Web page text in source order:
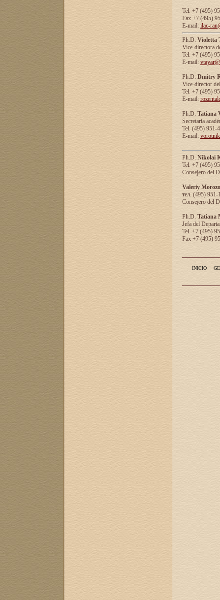
Tel. +7 (495)
Fax +7 (495)
E-mail: ilac-
Ph.D. Violetta
Vice-directora
Tel. +7 (495)
E-mail:
Ph.D. Dmitry
Vice-director
Tel. +7 (495)
E-mail:
Ph.D. Tatiana
Secretaria
Tel. (495) 951-
E-mail:
Ph.D. Nikolai
Tel. +7 (495)
Consejero del
Valeriy
тел. (495) 951-
Consejero del
Ph.D. Tatiana
Jefa del
Tel. +7 (495)
Fax +7 (495)
INICIO